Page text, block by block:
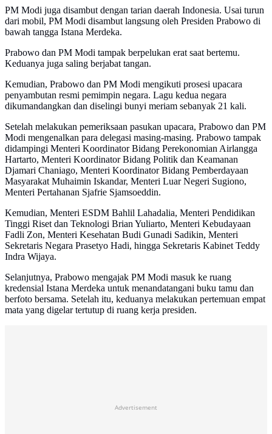
PM Modi juga disambut dengan tarian daerah Indonesia. Usai turun
dari mobil, PM Modi disambut langsung oleh Presiden Prabowo di
bawah tangga Istana Merdeka.
Prabowo dan PM Modi tampak berpelukan erat saat bertemu.
Keduanya juga saling berjabat tangan.
Kemudian, Prabowo dan PM Modi mengikuti prosesi upacara
penyambutan resmi pemimpin negara. Lagu kedua negara
dikumandangkan dan diselingi bunyi meriam sebanyak 21 kali.
Setelah melakukan pemeriksaan pasukan upacara, Prabowo dan PM
Modi mengenalkan para delegasi masing-masing. Prabowo tampak
didampingi Menteri Koordinator Bidang Perekonomian Airlangga
Hartarto, Menteri Koordinator Bidang Politik dan Keamanan
Djamari Chaniago, Menteri Koordinator Bidang Pemberdayaan
Masyarakat Muhaimin Iskandar, Menteri Luar Negeri Sugiono,
Menteri Pertahanan Sjafrie Sjamsoeddin.
Kemudian, Menteri ESDM Bahlil Lahadalia, Menteri Pendidikan
Tinggi Riset dan Teknologi Brian Yuliarto, Menteri Kebudayaan
Fadli Zon, Menteri Kesehatan Budi Gunadi Sadikin, Menteri
Sekretaris Negara Prasetyo Hadi, hingga Sekretaris Kabinet Teddy
Indra Wijaya.
Selanjutnya, Prabowo mengajak PM Modi masuk ke ruang
kredensial Istana Merdeka untuk menandatangani buku tamu dan
berfoto bersama. Setelah itu, keduanya melakukan pertemuan empat
mata yang digelar tertutup di ruang kerja presiden.
Advertisement